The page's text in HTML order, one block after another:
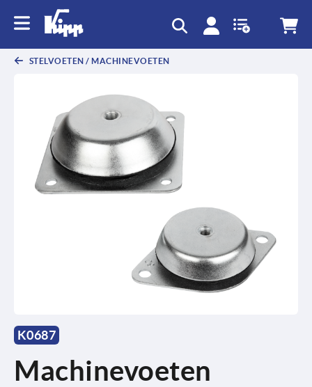
STELVOETEN / MACHINEVOETEN
K0687
Machinevoeten